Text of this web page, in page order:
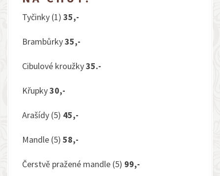
Tyčinky (1) 35,-
Brambůrky35,-
Cibulové kroužky35.-
Křupky30,-
Arašídy (5) 45,-
Mandle (5) 58,-
Čerstvě pražené mandle (5) 99,-